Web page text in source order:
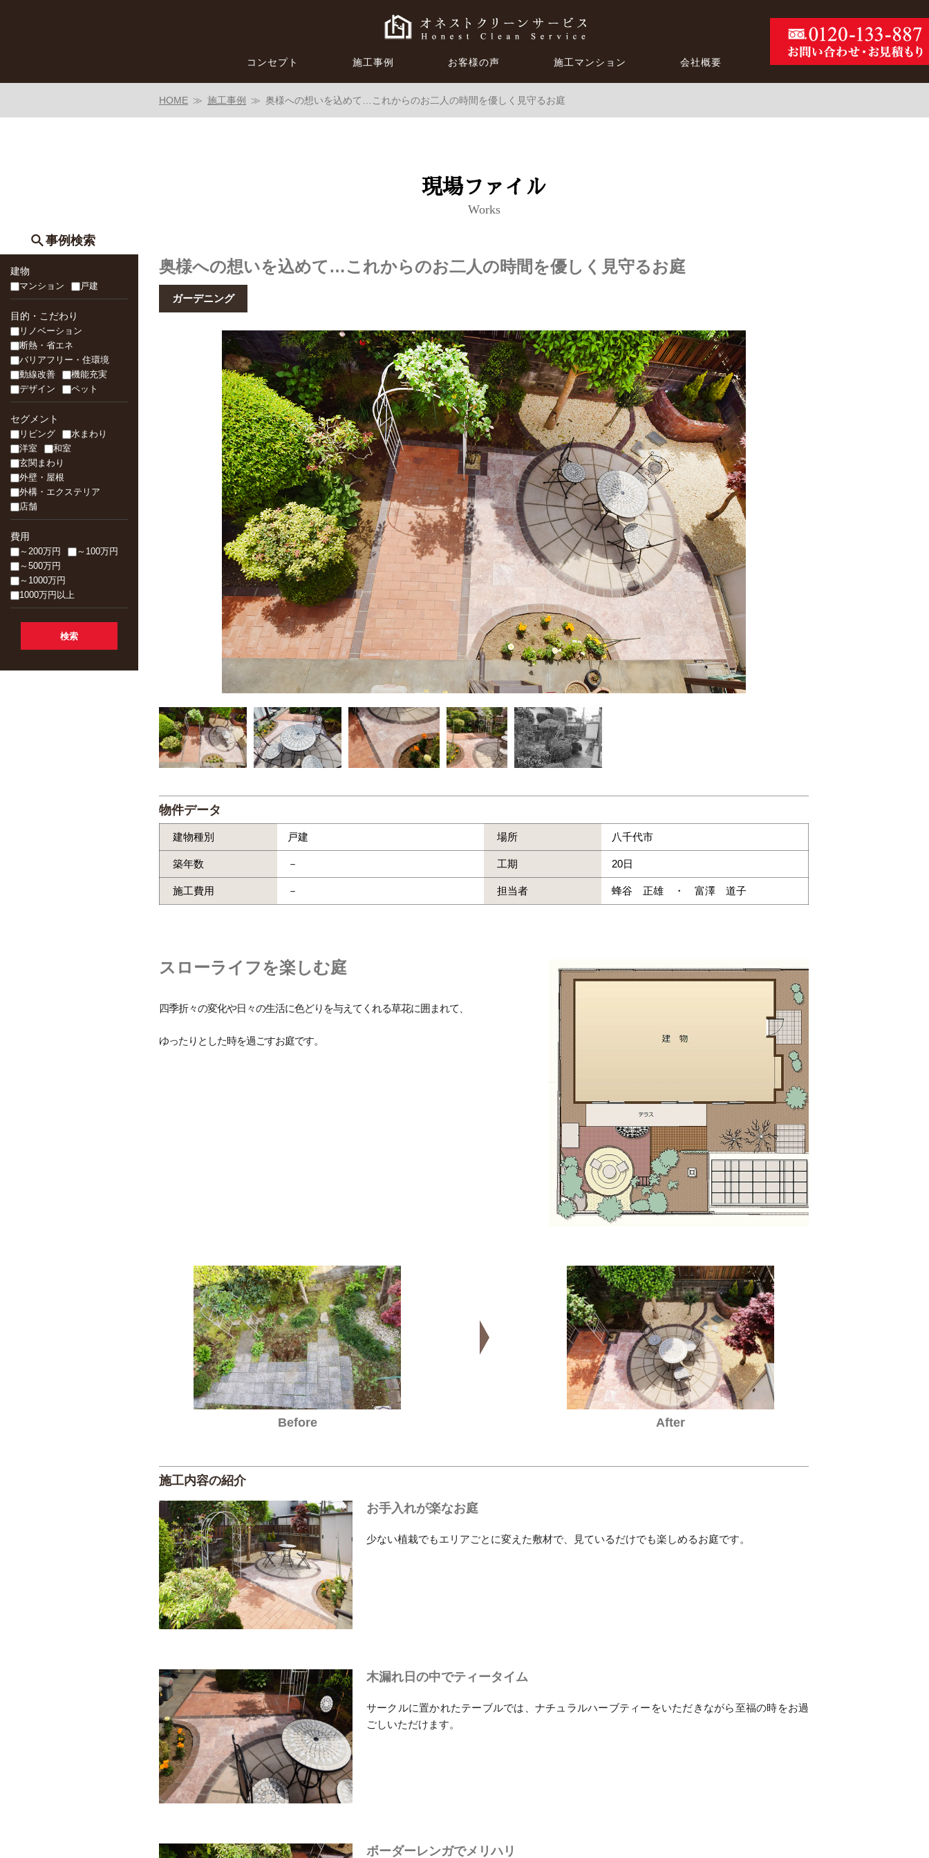
コンセプト 施工事例 お客様の声 施工マンション 会社概要
HOME 施工事例 奥様への想いを込めて…これからのお二人の時間を優しく見守るお庭
現場ファイル
Works
事例検索
建物
マンション 戸建
目的・こだわり
リノベーション
断熱・省エネ
バリアフリー・住環境
動線改善
機能充実
デザイン
ペット
セグメント
リビング
水まわり
洋室
和室
玄関まわり
外壁・屋根
外構・エクステリア
店舗
費用
～100万円
～200万円
～500万円
～1000万円
1000万円以上
奥様への想いを込めて…これからのお二人の時間を優しく見守るお庭
ガーデニング
物件データ
建物種別 戸建 場所 八千代市
築年数 － 工期 20日
施工費用 － 担当者 蜂谷 正雄 ・ 富澤 道子
スローライフを楽しむ庭
四季折々の変化や日々の生活に色どりを与えてくれる草花に囲まれて、
ゆったりとした時を過ごすお庭です。
Before After
施工内容の紹介
お手入れが楽なお庭
少ない植栽でもエリアごとに変えた敷材で、見ているだけでも楽しめるお庭です。
木漏れ日の中でティータイム
サークルに置かれたテーブルでは、ナチュラルハーブティーをいただきながら至福の時をお過
ごしいただけます。
ボーダーレンガでメリハリ